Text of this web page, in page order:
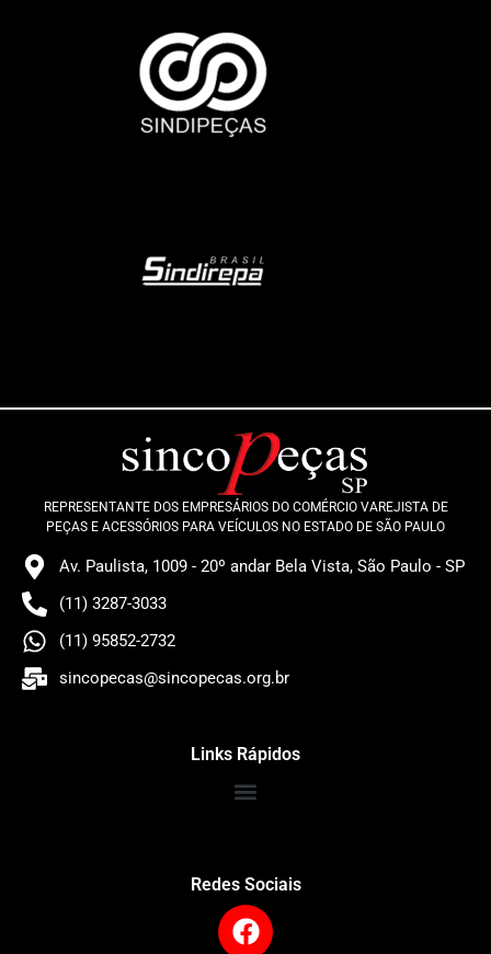
REPRESENTANTE DOS EMPRESÁRIOS DO COMÉRCIO VAREJISTA DE
PEÇAS E ACESSÓRIOS PARA VEÍCULOS NO ESTADO DE SÃO PAULO
Av. Paulista, 1009 - 20º andar Bela Vista, São Paulo - SP
(11) 3287-3033
(11) 95852-2732
sincopecas@sincopecas.org.br
Links Rápidos
Redes Sociais